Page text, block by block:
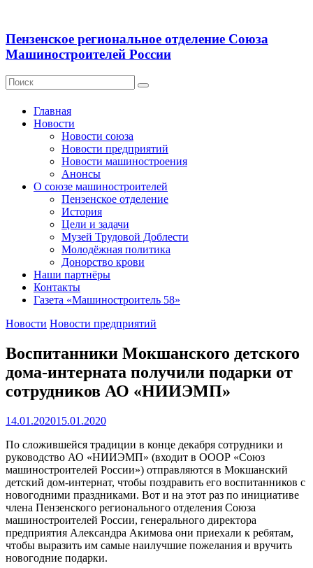
Пензенское региональное отделение Союза
Машиностроителей России
Главная
Новости
Новости союза
Новости предприятий
Новости машиностроения
Анонсы
О союзе машиностроителей
Пензенское отделение
История
Цели и задачи
Музей Трудовой Доблести
Молодёжная политика
Донорство крови
Наши партнёры
Контакты
Газета «Машиностроитель 58»
Новости Новости предприятий
Воспитанники Мокшанского детского
дома-интерната получили подарки от
сотрудников АО «НИИЭМП»
14.01.202015.01.2020
По сложившейся традиции в конце декабря сотрудники и
руководство АО «НИИЭМП» (входит в ОООР «Союз
машиностроителей России») отправляются в Мокшанский
детский дом-интернат, чтобы поздравить его воспитанников с
новогодними праздниками. Вот и на этот раз по инициативе
члена Пензенского регионального отделения Союза
машиностроителей России, генерального директора
предприятия Александра Акимова они приехали к ребятам,
чтобы выразить им самые наилучшие пожелания и вручить
новогодние подарки.